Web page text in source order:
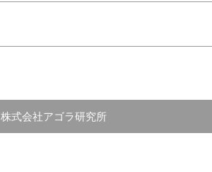
株式会社アゴラ研究所